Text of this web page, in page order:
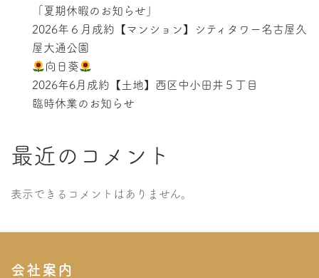
「夏期休暇のお知らせ」
2026年６月成約【マンション】シティタワー名古屋久
屋大通公園
向日葵
2026年6月成約【土地】西区中小田井５丁目
臨時休業のお知らせ
最近のコメント
表示できるコメントはありません。
会社案内